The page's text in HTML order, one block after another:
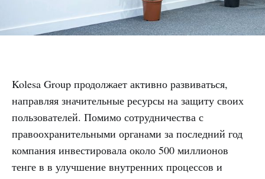
Kolesa Group продолжает активно развиваться,
направляя значительные ресурсы на защиту своих
пользователей. Помимо сотрудничества с
правоохранительными органами за последний год
компания инвестировала около 500 миллионов
тенге в в улучшение внутренних процессов и